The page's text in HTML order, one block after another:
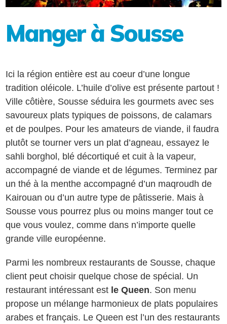
Manger à Sousse
Ici la région entière est au coeur d’une longue
tradition oléicole. L’huile d’olive est présente partout !
Ville côtière, Sousse séduira les gourmets avec ses
savoureux plats typiques de poissons, de calamars
et de poulpes. Pour les amateurs de viande, il faudra
plutôt se tourner vers un plat d’agneau, essayez le
sahli borghol, blé décortiqué et cuit à la vapeur,
accompagné de viande et de légumes. Terminez par
un thé à la menthe accompagné d’un maqroudh de
Kairouan ou d’un autre type de pâtisserie. Mais à
Sousse vous pourrez plus ou moins manger tout ce
que vous voulez, comme dans n’importe quelle
grande ville européenne.
Parmi les nombreux restaurants de Sousse, chaque
client peut choisir quelque chose de spécial. Un
restaurant intéressant est le Queen. Son menu
propose un mélange harmonieux de plats populaires
arabes et français. Le Queen est l’un des restaurants